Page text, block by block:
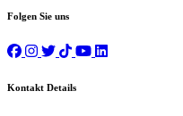
Folgen Sie uns
Kontakt Details